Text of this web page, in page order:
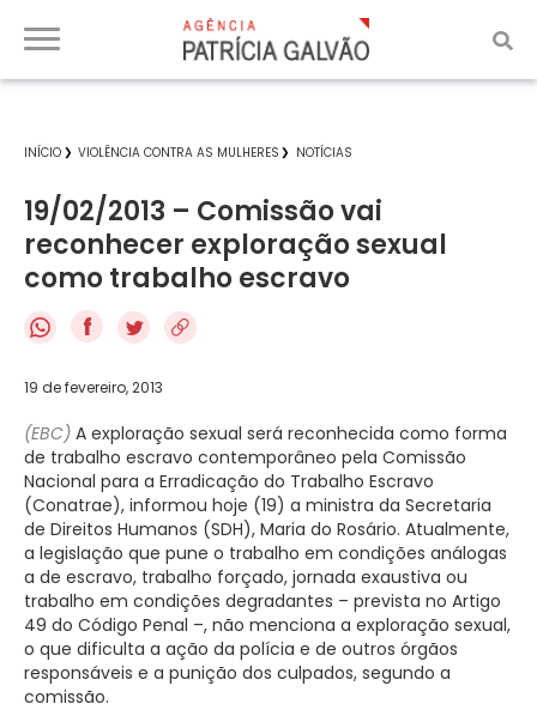
INÍCIO VIOLÊNCIA CONTRA AS MULHERES NOTÍCIAS
19/02/2013 – Comissão vai
reconhecer exploração sexual
como trabalho escravo
f
19 de fevereiro, 2013
(EBC) A exploração sexual será reconhecida como forma
de trabalho escravo contemporâneo pela Comissão
Nacional para a Erradicação do Trabalho Escravo
(Conatrae), informou hoje (19) a ministra da Secretaria
de Direitos Humanos (SDH), Maria do Rosário. Atualmente,
a legislação que pune o trabalho em condições análogas
a de escravo, trabalho forçado, jornada exaustiva ou
trabalho em condições degradantes – prevista no Artigo
49 do Código Penal –, não menciona a exploração sexual,
o que dificulta a ação da polícia e de outros órgãos
responsáveis e a punição dos culpados, segundo a
comissão.